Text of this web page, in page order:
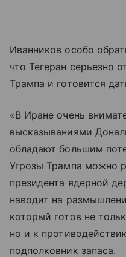
Иванников особо
что Тегеран серьезно
Трампа и готовится
«В Иране очень
высказываниями
обладают большим
Угрозы Трампа можно
президента ядерной
наводит на
который готов не
но и к
подполковник запаса.